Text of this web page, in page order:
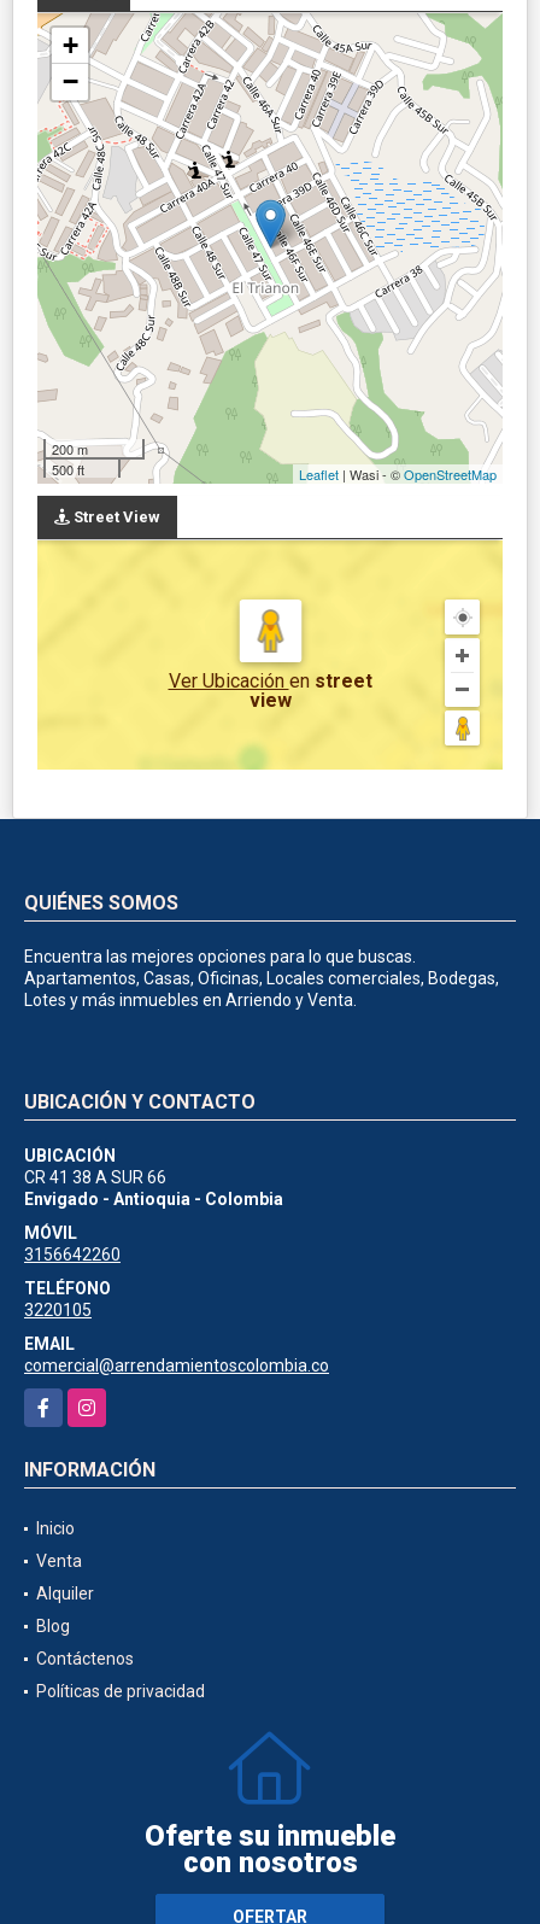
+
−
200 m
500 ft
Leaflet | Wasi - ©OpenStreetMap
Street View
Ver Ubicación en street
view
QUIÉNES SOMOS
Encuentra las mejores opciones para lo que buscas.
Apartamentos, Casas, Oficinas, Locales comerciales, Bodegas,
Lotes y más inmuebles en Arriendo y Venta.
UBICACIÓN Y CONTACTO
UBICACIÓN
CR 41 38 A SUR 66
Envigado - Antioquia - Colombia
MÓVIL
3156642260
TELÉFONO
3220105
EMAIL
comercial@arrendamientoscolombia.co
FacebookInstagram
INFORMACIÓN
Inicio
Venta
Alquiler
Blog
Contáctenos
Políticas de privacidad
Oferte su inmueble
con nosotros
OFERTAR